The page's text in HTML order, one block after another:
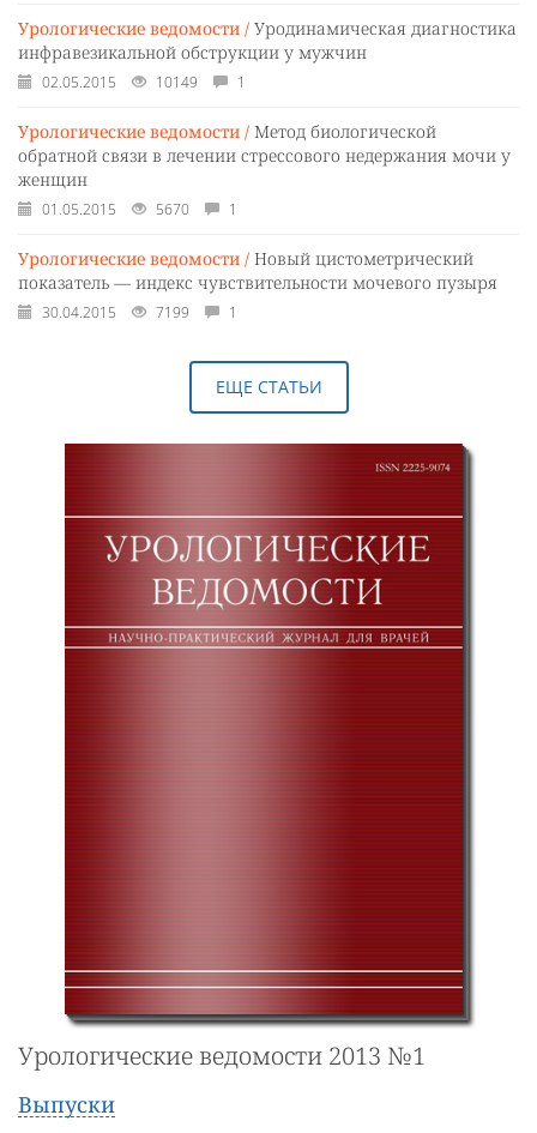
Урологические ведомости / Уродинамическая диагностика
инфравезикальной обструкции у мужчин
02.05.2015 10149 1
Урологические ведомости / Метод биологической
обратной связи в лечении стрессового недержания мочи у
женщин
01.05.2015 5670 1
Урологические ведомости / Новый цистометрический
показатель — индекс чувствительности мочевого пузыря
30.04.2015 7199 1
ЕЩЕ СТАТЬИ
Урологические ведомости 2013 №1
Выпуски